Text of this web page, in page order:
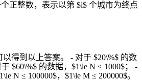
正整数，表示以第 $i$ 个城市为终点
得到以上答案。 - 对于 $20\%$ 的数
$60\%$ 的数据，$1\le N ≤ 1000$； -
N ≤ 100000$，$1\le M ≤ 200000$。